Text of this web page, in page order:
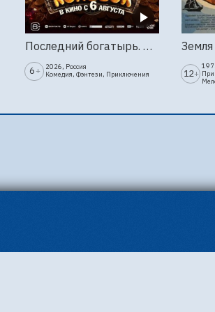
Последний богатырь. Колобок
6 +
2026, Россия
Комедия, Фэнтези, Приключения
12+